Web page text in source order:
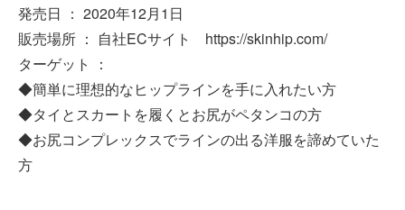
発売日 ： 2020年12月1日
販売場所 ： 自社ECサイト https://skinhip.com/
ターゲット ：
◆簡単に理想的なヒップラインを手に入れたい方
◆タイとスカートを履くとお尻がペタンコの方
◆お尻コンプレックスでラインの出る洋服を諦めていた
方